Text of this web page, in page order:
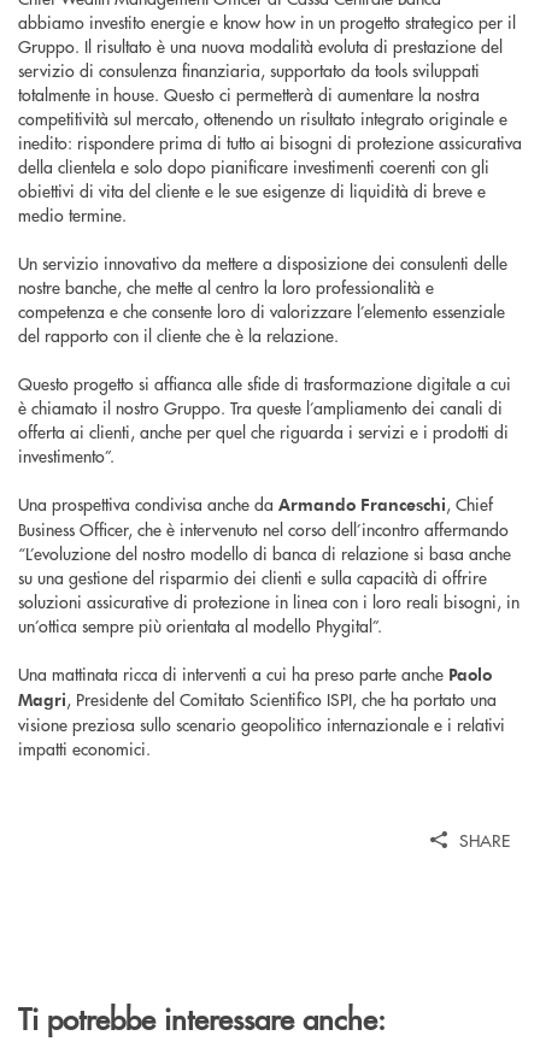
abbiamo investito energie e know how in un progetto strategico per il
Gruppo. Il risultato è una nuova modalità evoluta di prestazione del
servizio di consulenza finanziaria, supportato da tools sviluppati
totalmente in house. Questo ci permetterà di aumentare la nostra
competitività sul mercato, ottenendo un risultato integrato originale e
inedito: rispondere prima di tutto ai bisogni di protezione assicurativa
della clientela e solo dopo pianificare investimenti coerenti con gli
obiettivi di vita del cliente e le sue esigenze di liquidità di breve e
medio termine.
Un servizio innovativo da mettere a disposizione dei consulenti delle
nostre banche, che mette al centro la loro professionalità e
competenza e che consente loro di valorizzare l’elemento essenziale
del rapporto con il cliente che è la relazione.
Questo progetto si affianca alle sfide di trasformazione digitale a cui
è chiamato il nostro Gruppo. Tra queste l’ampliamento dei canali di
offerta ai clienti, anche per quel che riguarda i servizi e i prodotti di
investimento”.
Una prospettiva condivisa anche da Armando Franceschi, Chief
Business Officer, che è intervenuto nel corso dell’incontro affermando
“L’evoluzione del nostro modello di banca di relazione si basa anche
su una gestione del risparmio dei clienti e sulla capacità di offrire
soluzioni assicurative di protezione in linea con i loro reali bisogni, in
un’ottica sempre più orientata al modello Phygital”.
Una mattinata ricca di interventi a cui ha preso parte anche Paolo
Magri, Presidente del Comitato Scientifico ISPI, che ha portato una
visione preziosa sullo scenario geopolitico internazionale e i relativi
impatti economici.
SHARE
Ti potrebbe interessare anche: